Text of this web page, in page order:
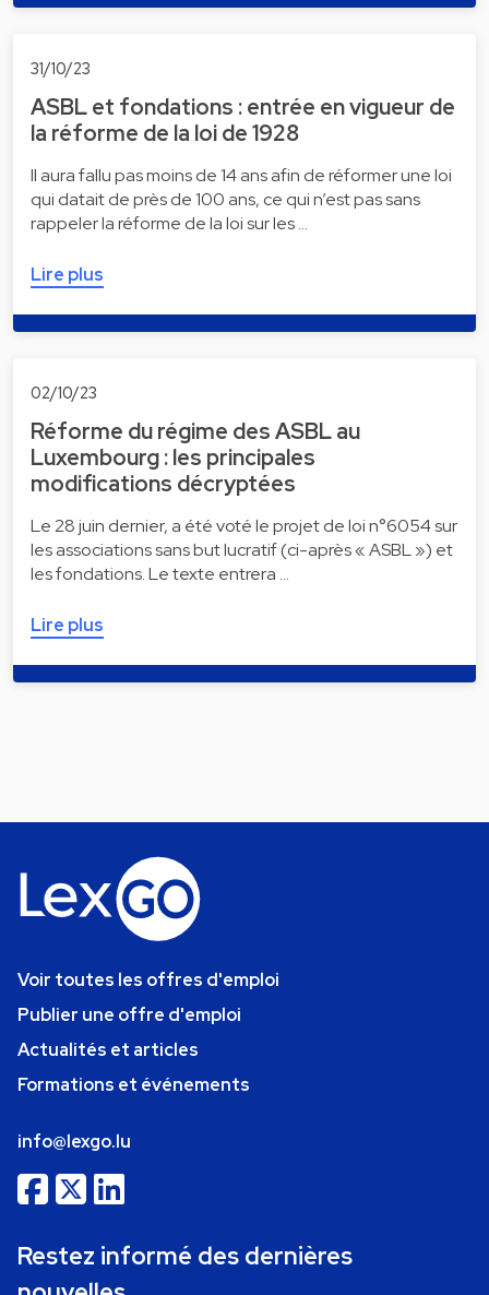
31/10/23
ASBL et fondations : entrée en vigueur de
la réforme de la loi de 1928
Il aura fallu pas moins de 14 ans afin de réformer une loi
qui datait de près de 100 ans, ce qui n’est pas sans
rappeler la réforme de la loi sur les …
Lire plus
02/10/23
Réforme du régime des ASBL au
Luxembourg : les principales
modifications décryptées
Le 28 juin dernier, a été voté le projet de loi n°6054 sur
les associations sans but lucratif (ci-après « ASBL ») et
les fondations. Le texte entrera …
Lire plus
Voir toutes les offres d'emploi
Publier une offre d'emploi
Actualités et articles
Formations et événements
info@lexgo.lu
Restez informé des dernières